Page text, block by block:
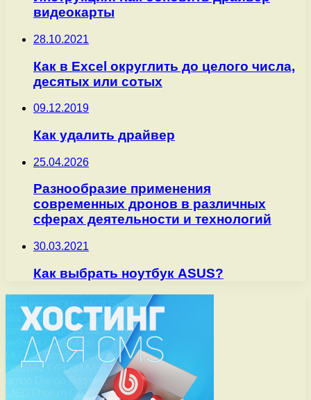
видеокарты
28.10.2021
Как в Excel округлить до целого числа,
десятых или сотых
09.12.2019
Как удалить драйвер
25.04.2026
Разнообразие применения
современных дронов в различных
сферах деятельности и технологий
30.03.2021
Как выбрать ноутбук ASUS?